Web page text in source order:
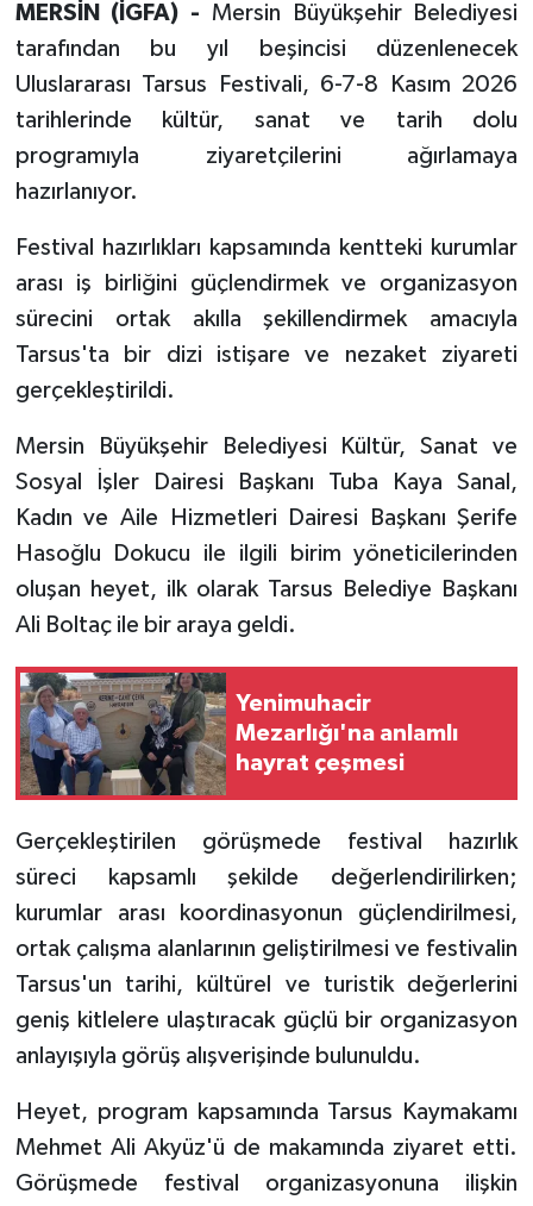
MERSİN (İGFA) - Mersin Büyükşehir Belediyesi
tarafından bu yıl beşincisi düzenlenecek
Uluslararası Tarsus Festivali, 6-7-8 Kasım 2026
tarihlerinde kültür, sanat ve tarih dolu
programıyla ziyaretçilerini ağırlamaya
hazırlanıyor.
Festival hazırlıkları kapsamında kentteki kurumlar
arası iş birliğini güçlendirmek ve organizasyon
sürecini ortak akılla şekillendirmek amacıyla
Tarsus'ta bir dizi istişare ve nezaket ziyareti
gerçekleştirildi.
Mersin Büyükşehir Belediyesi Kültür, Sanat ve
Sosyal İşler Dairesi Başkanı Tuba Kaya Sanal,
Kadın ve Aile Hizmetleri Dairesi Başkanı Şerife
Hasoğlu Dokucu ile ilgili birim yöneticilerinden
oluşan heyet, ilk olarak Tarsus Belediye Başkanı
Ali Boltaç ile bir araya geldi.
Yenimuhacir
Mezarlığı'na anlamlı
hayrat çeşmesi
Gerçekleştirilen görüşmede festival hazırlık
süreci kapsamlı şekilde değerlendirilirken;
kurumlar arası koordinasyonun güçlendirilmesi,
ortak çalışma alanlarının geliştirilmesi ve festivalin
Tarsus'un tarihi, kültürel ve turistik değerlerini
geniş kitlelere ulaştıracak güçlü bir organizasyon
anlayışıyla görüş alışverişinde bulunuldu.
Heyet, program kapsamında Tarsus Kaymakamı
Mehmet Ali Akyüz'ü de makamında ziyaret etti.
Görüşmede festival organizasyonuna ilişkin